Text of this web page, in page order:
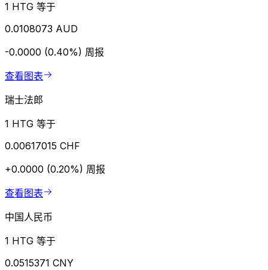
1 HTG 等于
0.0108073 AUD
-0.0000 (0.40%) 周报
查看图表
瑞士法郎
1 HTG 等于
0.00617015 CHF
+0.0000 (0.20%) 周报
查看图表
中国人民币
1 HTG 等于
0.0515371 CNY